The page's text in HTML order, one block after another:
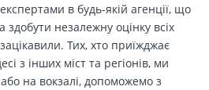
в будь-якій агенції, що
здобути незалежну оцінку всіх
Тих, хто приїжджає
з інших міст та регіонів, ми
на вокзалі, допоможемо з